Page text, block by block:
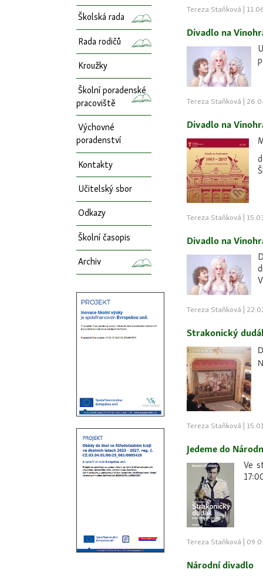
Školská rada
Rada rodičů
Kroužky
Školní poradenské
pracoviště
Výchovné
poradenství
Kontakty
Učitelský sbor
Odkazy
Školní časopis
Archiv
Tereza Staňková |
Divadlo na
Tereza Staňková |
Divadlo na
Tereza Staňková |
Divadlo na
Tereza Staňková |
Strakonický
Tereza Staňková |
Jedeme do
Ve
Tereza Staňková |
Národní divadlo